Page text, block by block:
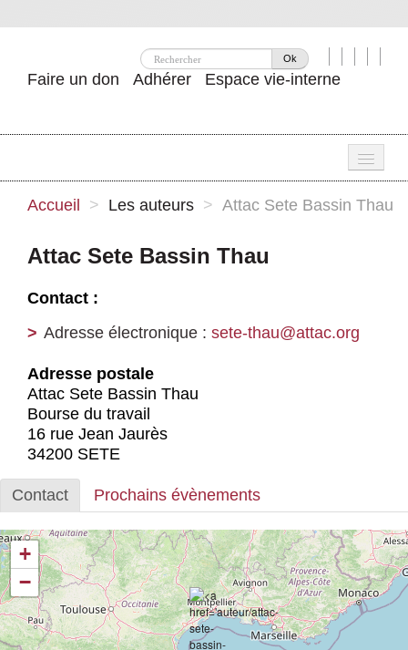
Ok
Faire un don Adhérer Espace vie-interne
Nos idées
Se mobiliser
Publications
Agenda
Actus et médias
Boutique
Accueil > Les auteurs > Attac Sete Bassin Thau
Attac Sete Bassin Thau
Contact :
Adresse électronique : sete-thau@attac.org
Adresse postale
Attac Sete Bassin Thau
Bourse du travail
16 rue Jean Jaurès
34200 SETE
Contact Prochains évènements
+
−